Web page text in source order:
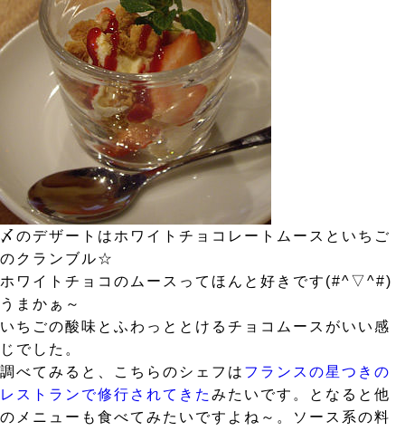
〆のデザートはホワイトチョコレートムースといちご
のクランブル☆
ホワイトチョコのムースってほんと好きです(#^▽^#)
うまかぁ～
いちごの酸味とふわっととけるチョコムースがいい感
じでした。
調べてみると、こちらのシェフは フランスの星つきの
レストランで修行されてきた みたいです。となると他
のメニューも食べてみたいですよね～。ソース系の料